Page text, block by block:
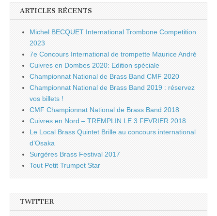
ARTICLES RÉCENTS
Michel BECQUET International Trombone Competition
2023
7e Concours International de trompette Maurice André
Cuivres en Dombes 2020: Edition spéciale
Championnat National de Brass Band CMF 2020
Championnat National de Brass Band 2019 : réservez
vos billets !
CMF Championnat National de Brass Band 2018
Cuivres en Nord – TREMPLIN LE 3 FEVRIER 2018
Le Local Brass Quintet Brille au concours international
d’Osaka
Surgères Brass Festival 2017
Tout Petit Trumpet Star
TWITTER